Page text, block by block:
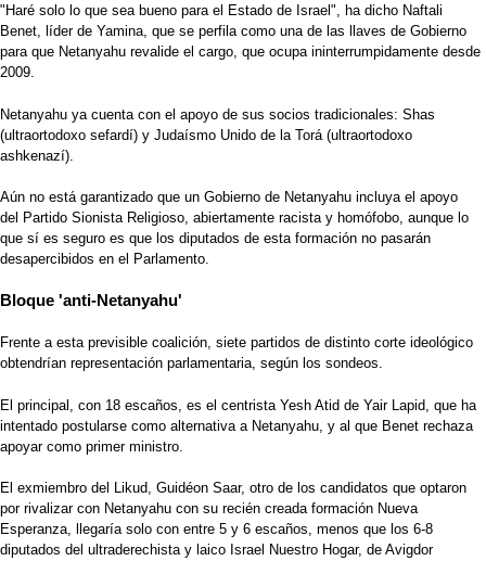
"Haré solo lo que sea bueno para el Estado de Israel", ha dicho Naftali
Benet, líder de Yamina, que se perfila como una de las llaves de Gobierno
para que Netanyahu revalide el cargo, que ocupa ininterrumpidamente desde
2009.
Netanyahu ya cuenta con el apoyo de sus socios tradicionales: Shas
(ultraortodoxo sefardí) y Judaísmo Unido de la Torá (ultraortodoxo
ashkenazí).
Aún no está garantizado que un Gobierno de Netanyahu incluya el apoyo
del Partido Sionista Religioso, abiertamente racista y homófobo, aunque lo
que sí es seguro es que los diputados de esta formación no pasarán
desapercibidos en el Parlamento.
Bloque 'anti-Netanyahu'
Frente a esta previsible coalición, siete partidos de distinto corte ideológico
obtendrían representación parlamentaria, según los sondeos.
El principal, con 18 escaños, es el centrista Yesh Atid de Yair Lapid, que ha
intentado postularse como alternativa a Netanyahu, y al que Benet rechaza
apoyar como primer ministro.
El exmiembro del Likud, Guidéon Saar, otro de los candidatos que optaron
por rivalizar con Netanyahu con su recién creada formación Nueva
Esperanza, llegaría solo con entre 5 y 6 escaños, menos que los 6-8
diputados del ultraderechista y laico Israel Nuestro Hogar, de Avigdor